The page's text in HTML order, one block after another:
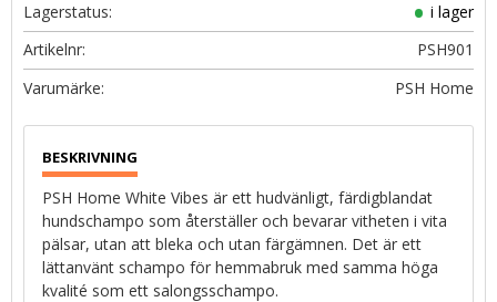
Lagerstatus
i lager
Artikelnr
PSH901
PSH Home
PSH Home White Vibes är ett hudvänligt, färdigblandat
hundschampo som återställer och bevarar vitheten i vita
pälsar, utan att bleka och utan färgämnen. Det är ett
lättanvänt schampo för hemmabruk med samma höga
kvalité som ett salongsschampo.